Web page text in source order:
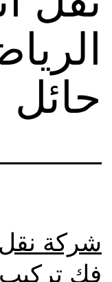
حائل
شركة
فك